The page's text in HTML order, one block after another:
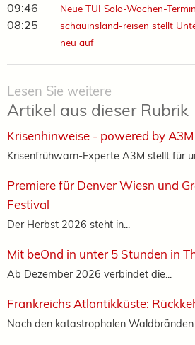
09:46 Neue TUI Solo-Wochen-
08:25
schauinsland-reisen stellt
neu auf
Lesen Sie weitere
Artikel aus dieser Rubrik
Krisenhinweise - powered by
Krisenfrühwarn-Experte A3M stellt für
Premiere für Denver Wiesn und
Festival
Der Herbst 2026 steht in...
Mit beOnd in unter 5 Stunden in
Ab Dezember 2026 verbindet die...
Frankreichs Atlantikküste:
Nach den katastrophalen Waldbränden